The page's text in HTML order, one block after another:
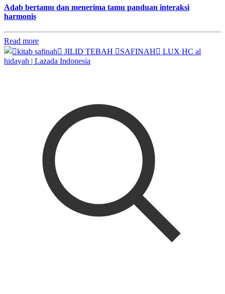
Adab bertamu dan menerima tamu panduan interaksi
harmonis
Read more